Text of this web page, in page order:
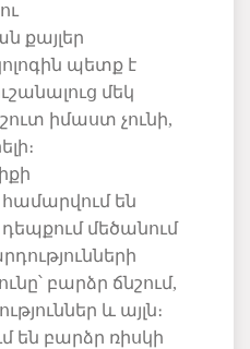
ու
քայլեր
պետք է
մեկ
շուտ իմաստ չունի,
համարվում են
դեպքում մեծանում
բարձր ճնշում,
և այլն։
են բարձր ռիսկի